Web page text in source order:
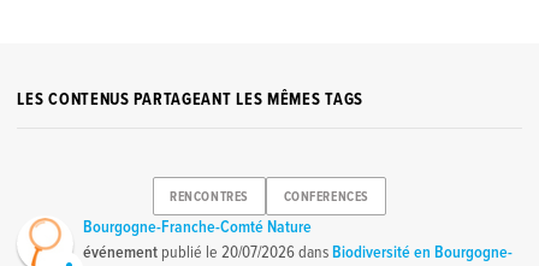
LES CONTENUS PARTAGEANT LES MÊMES TAGS
RENCONTRES CONFERENCES
Bourgogne-Franche-Comté Nature
événement publié le20/07/2026dansBiodiversité en Bourgogne-